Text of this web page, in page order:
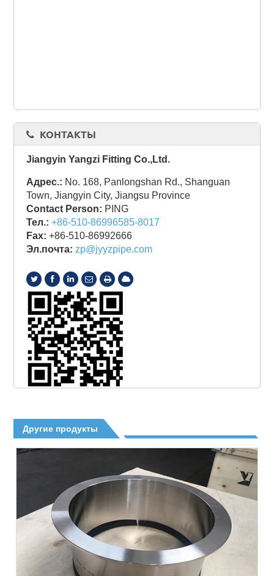
КОНТАКТЫ
Jiangyin Yangzi Fitting Co.,Ltd.
Адрес.: No. 168, Panlongshan Rd., Shanguan
Town, Jiangyin City, Jiangsu Province
Contact Person: PING
Тел.: +86-510-86996585-8017
Fax: +86-510-86992666
Эл.почта: zp@jyyzpipe.com
Другие продукты